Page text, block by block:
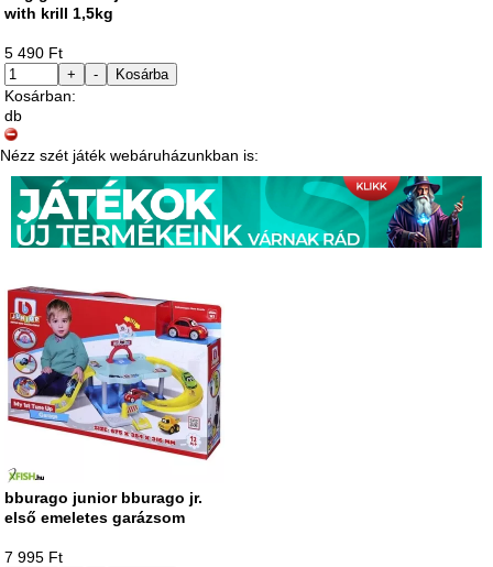
with krill 1,5kg
5 490 Ft
+ - Kosárba
Kosárban:
db
Nézz szét játék webáruházunkban is:
bburago junior bburago jr.
első emeletes garázsom
7 995 Ft